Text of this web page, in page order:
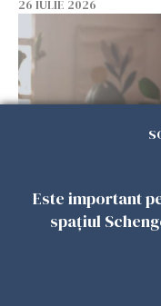
26 IULIE 2026
Vrei să te muți
arată ce se
Este important
spațiul